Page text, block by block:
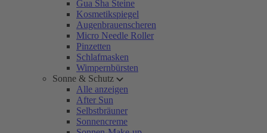
Gua Sha Steine
Kosmetikspiegel
Augenbrauenscheren
Micro Needle Roller
Pinzetten
Schlafmasken
Wimpernbürsten
Sonne & Schutz
Alle anzeigen
After Sun
Selbstbräuner
Sonnencreme